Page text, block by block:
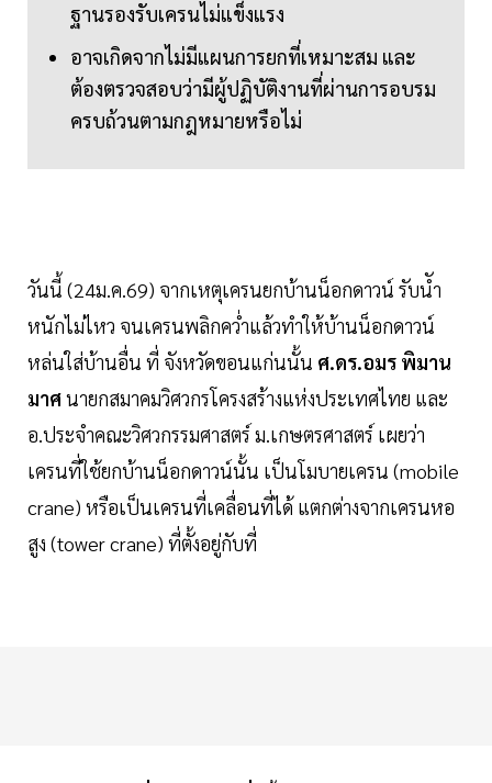
ฐานรองรับเครนไม่แข็งแรง
อาจเกิดจากไม่มีแผนการยกที่เหมาะสม และ
ต้องตรวจสอบว่ามีผู้ปฏิบัติงานที่ผ่านการอบรม
ครบถ้วนตามกฎหมายหรือไม่
วันนี้ (24ม.ค.69) จากเหตุเครนยกบ้านน็อกดาวน์ รับนัำ
หนักไม่ไหว จนเครนพลิกคว่ำแล้วทำให้บ้านน็อกดาวน์
หล่นใส่บ้านอื่น ที่ จังหวัดขอนแก่นนั้น ศ.ดร.อมร พิมาน
มาศนายกสมาคมวิศวกรโครงสร้างแห่งประเทศไทย และ
อ.ประจำคณะวิศวกรรมศาสตร์ ม.เกษตรศาสตร์ เผยว่า
เครนที่ใช้ยกบ้านน็อกดาวน์นั้น เป็นโมบายเครน (mobile
crane) หรือเป็นเครนที่เคลื่อนที่ได้ แตกต่างจากเครนหอ
สูง (tower crane) ที่ตั้งอยู่กับที่